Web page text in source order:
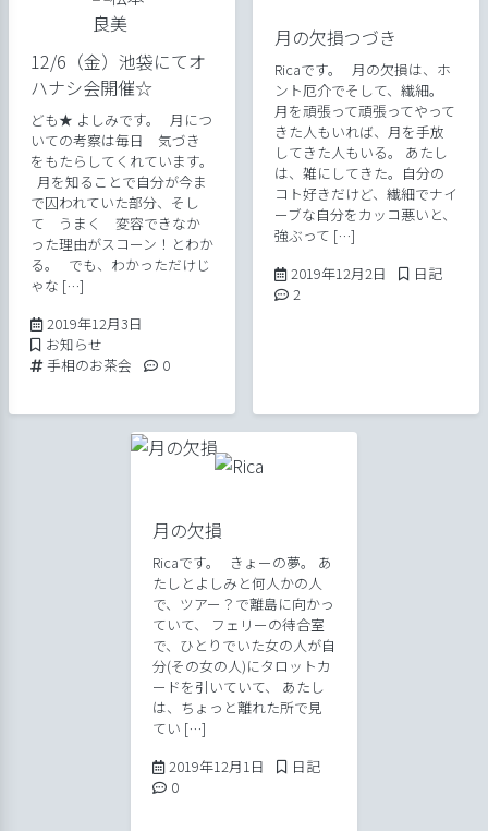
12/6（金）池袋にてオ
ハナシ会開催☆
ども★ よしみです。 月につ
いての考察は毎日 気づき
をもたらしてくれています。
月を知ることで自分が今ま
で囚われていた部分、そし
て うまく 変容できなか
った理由がスコーン！とわか
る。 でも、わかっただけじ
ゃな […]
2019年12月3日
Posted in
お知らせ
Tags:
手相のお茶会 Comments:
0
月の欠損つづき
Ricaです。 月の欠損は、ホ
ント厄介でそして、繊細。
月を頑張って頑張ってやって
きた人もいれば、月を手放
してきた人もいる。 あたし
は、雑にしてきた。自分の
コト好きだけど、繊細でナイ
ーブな自分をカッコ悪いと、
強ぶって […]
2019年12月2日 2019年12月2日
Posted in
日記
Comments:
2
月の欠損
Ricaです。 きょーの夢。 あ
たしとよしみと何人かの人
で、ツアー？で離島に向かっ
ていて、 フェリーの待合室
で、ひとりでいた女の人が自
分(その女の人)にタロットカ
ードを引いていて、 あたし
は、ちょっと離れた所で見
てい […]
2019年12月1日 2019年12月1日
Posted in
日記
Comments:
0